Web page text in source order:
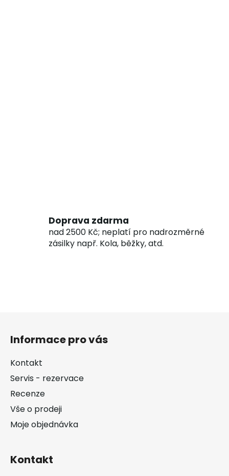
Doprava zdarma
nad 2500 Kč; neplatí pro nadrozměrné
zásilky např. Kola, běžky, atd.
Informace pro vás
Kontakt
Servis - rezervace
Recenze
Vše o prodeji
Moje objednávka
Kontakt